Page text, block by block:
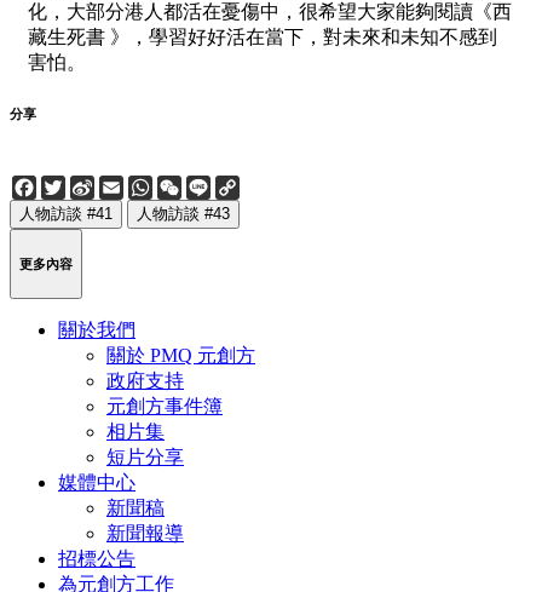
化，大部分港人都活在憂傷中，很希望大家能夠閱讀《西
藏生死書 》，學習好好活在當下，對未來和未知不感到
害怕。
分享
Facebook
Twitter
Sina
Weibo
EmailWhatsApp
WeChat
Line
人物訪談 #41 人物訪談 #43
更多內容
關於我們
關於 PMQ 元創方
政府支持
元創方事件簿
相片集
短片分享
媒體中心
新聞稿
新聞報導
招標公告
為元創方工作